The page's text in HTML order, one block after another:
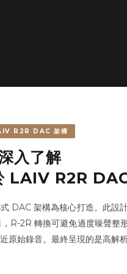
R2R DAC 架構
入了解
LAIV R2R
DAC 架構為核心打造。此設
R-2R 轉換可避免過度噪聲
原始錄音。最終呈現的是高解